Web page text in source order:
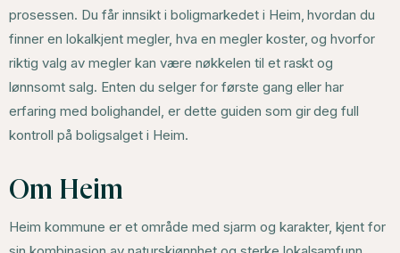
prosessen. Du får innsikt i boligmarkedet i Heim, hvordan du
finner en lokalkjent megler, hva en megler koster, og hvorfor
riktig valg av megler kan være nøkkelen til et raskt og
lønnsomt salg. Enten du selger for første gang eller har
erfaring med bolighandel, er dette guiden som gir deg full
kontroll på boligsalget i Heim.
Om Heim
Heim kommune er et område med sjarm og karakter, kjent for